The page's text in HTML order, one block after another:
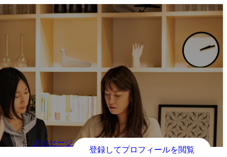
メッセージ
登録してプロフィールを閲覧